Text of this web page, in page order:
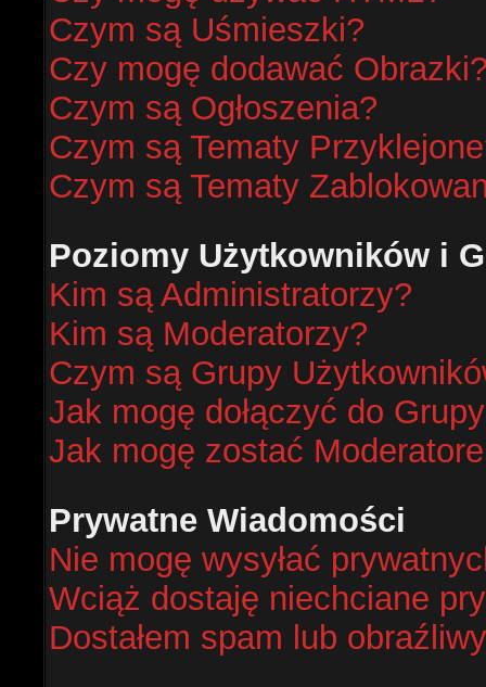
Czym są Uśmieszki?
Czy mogę dodawać
Czym są Ogłoszenia?
Czym są Tematy
Czym są Tematy
Poziomy Użytkowników i
Kim są Administratorzy?
Kim są Moderatorzy?
Czym są Grupy
Jak mogę dołączyć do
Jak mogę zostać
Prywatne Wiadomości
Nie mogę wysyłać
Wciąż dostaję niechciane
Dostałem spam lub